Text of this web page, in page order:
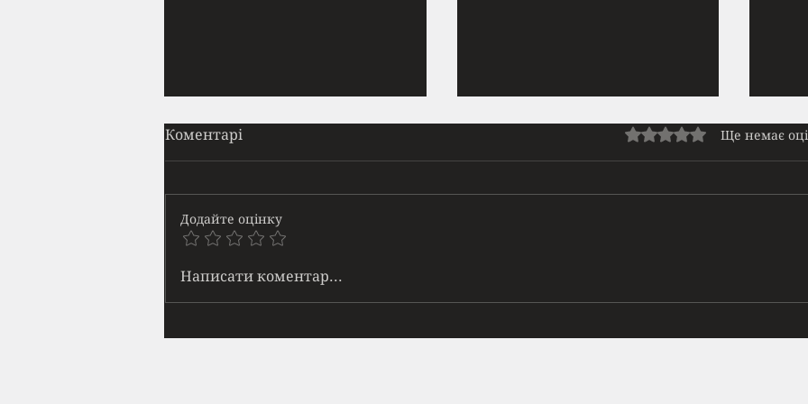
Прайм
Вона приходила щодня. Майже
звуками — спершу далеке
човгання кросівок по асфальту,
потім шурхіт трави, а тоді: тук-
Прайм | Нове ромфант
доступне на Патреоні
Коментарі Оцінка: 0 з 5 зірок.
Ще немає
Додайте оцінку
Написати коментар...